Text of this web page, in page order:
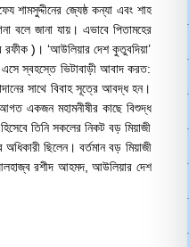
জ্যেষ্ঠ কন্যা এবং শাহ
বলে জানা যায়। এভাবে পিতামহের
)। ‘আউলিয়ার দেশ কুতুবদিয়া’
স্বহস্তে ভিটাবাড়ী আবাদ করত:
সাথে বিবাহ সূত্রে আবদ্ধ হন।
একজন মহামনীষীর কাছে বিশুদ্ধ
তিনি সকলের নিকট বড় মিয়াজী
ছিলেন। বর্তমান বড় মিয়াজী
রশীদ আহমদ, আউলিয়ার দেশ